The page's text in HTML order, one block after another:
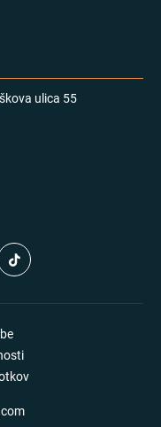
ulica 55